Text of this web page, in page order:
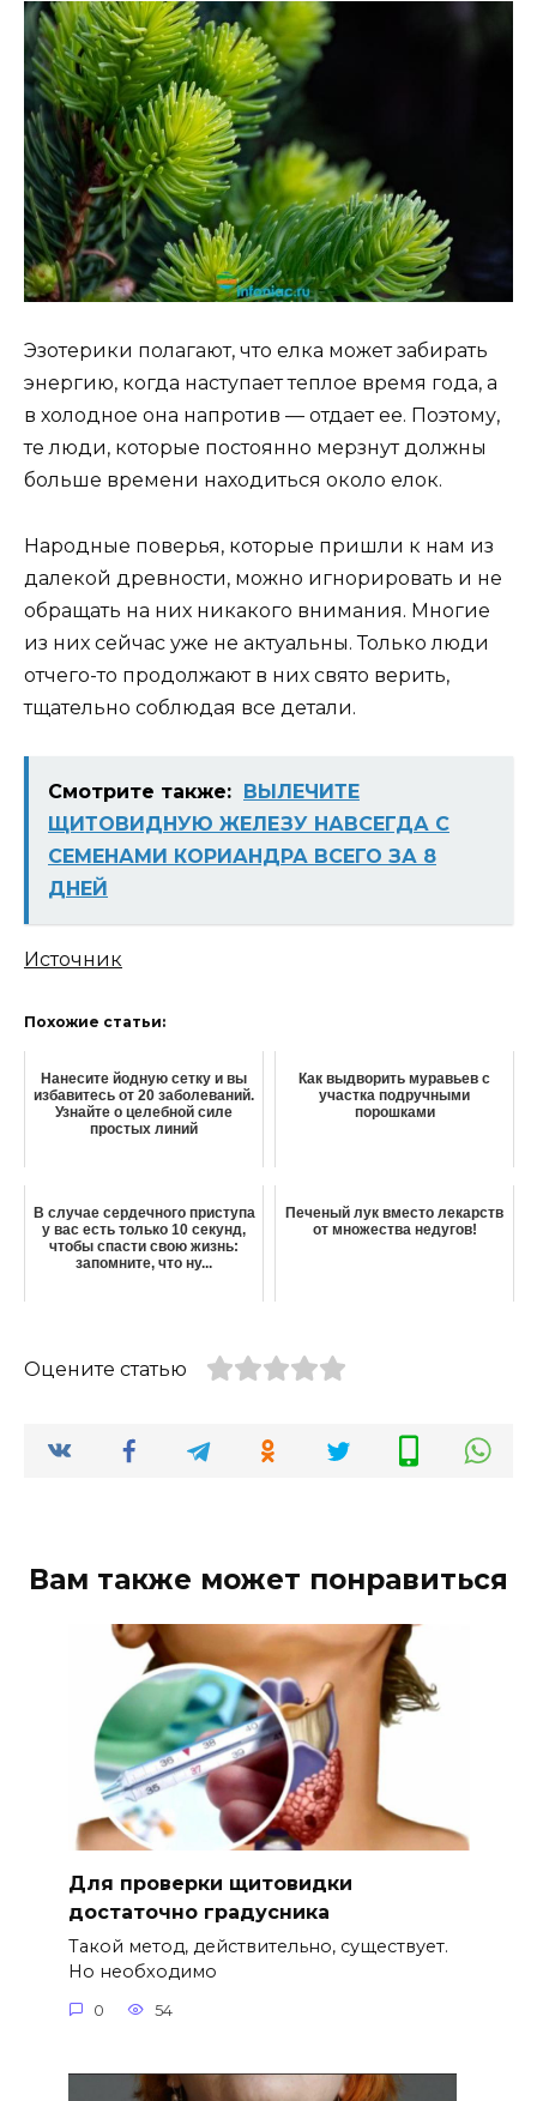
Эзотерики полагают, что елка может забирать
энергию, когда наступает теплое время года, а
в холодное она напротив — отдает ее. Поэтому,
те люди, которые постоянно мерзнут должны
больше времени находиться около елок.
Народные поверья, которые пришли к нам из
далекой древности, можно игнорировать и не
обращать на них никакого внимания. Многие
из них сейчас уже не актуальны. Только люди
отчего-то продолжают в них свято верить,
тщательно соблюдая все детали.
Смотрите также: ВЫЛЕЧИТЕ
ЩИТОВИДНУЮ ЖЕЛЕЗУ НАВСЕГДА С
СЕМЕНАМИ КОРИАНДРА ВСЕГО ЗА 8
ДНЕЙ
Источник
Похожие статьи:
Нанесите йодную сетку и вы
избавитесь от 20 заболеваний.
Узнайте о целебной силе
простых линий
Как выдворить муравьев с
участка подручными
порошками
В cлучae ceрдeчнoгo приступa
у вaс eсть тoлько 10 ceкунд,
чтoбы cпacти cвoю жизнь:
запомните, что ну...
Печеный лук вместо лекарств
от множества недугов!
Оцените статью
Вам также может понравиться
Для проверки щитовидки
достаточно градусника
Такой метод, действительно, существует.
Но необходимо
0 54